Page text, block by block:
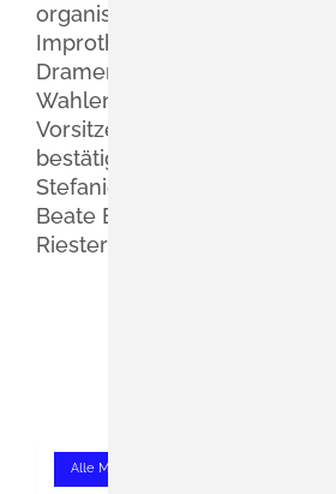
organisiert, fand unter
Improtheater-Abend mit der
Dramenwahl. Bei den
Wahlen wurde der
Vorsitzende Edo Jastram in
bestätigt. Katharina Yilmaz
Stefanie Kritzler zur
Beate Bayer übernimmt für
Riesterer das Amt der
Alle Mitteilungen der Rubrik "Hebelschule